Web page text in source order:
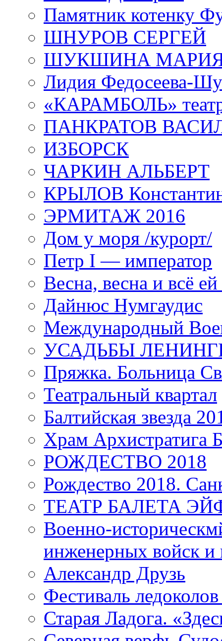
Памятник котенку
ШНУРОВ СЕРГЕЙ
ШУКШИНА
Лидия Федосеева-
«КАРАМБОЛЬ»
ПАНКРАТОВ
ИЗБОРСК
ЧАРКИН АЛЬБЕРТ
КРЫЛОВ
ЭРМИТАЖ 2016
Дом у моря /курорт/
Петр I — император
Весна, весна и всё
Дайнюс Нумгаудис
Международный
УСАДЬБЫ
Пряжка. Больница
Театральный квартал
Балтийская звезда
Храм
РОЖДЕСТВО 2018
Рождество 2018.
ТЕАТР БАЛЕТА
Военно-
инженерных войск и
Александр Друзь
Фестиваль
Старая Ладога.